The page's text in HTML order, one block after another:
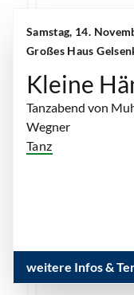
Samstag, 14.
Großes Haus
Kleine
Tanzabend von
Wegner
Tanz
weitere Infos &